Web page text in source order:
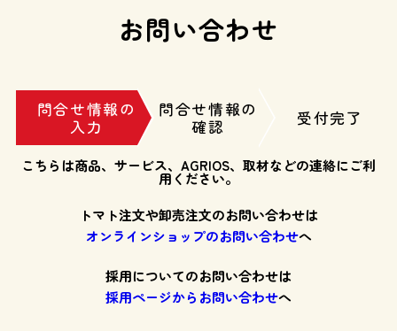
お問い合わせ
問合せ情報の
入力
問合せ情報の
確認
受付完了
こちらは商品、サービス、AGRIOS、取材などの連絡にご利
用ください。
トマト注文や卸売注文のお問い合わせは
オンラインショップのお問い合わせへ
採用についてのお問い合わせは
採用ページからお問い合わせへ